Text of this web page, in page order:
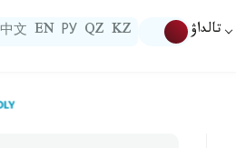
تالداۋ KZ
QZ
РУ
EN
中文